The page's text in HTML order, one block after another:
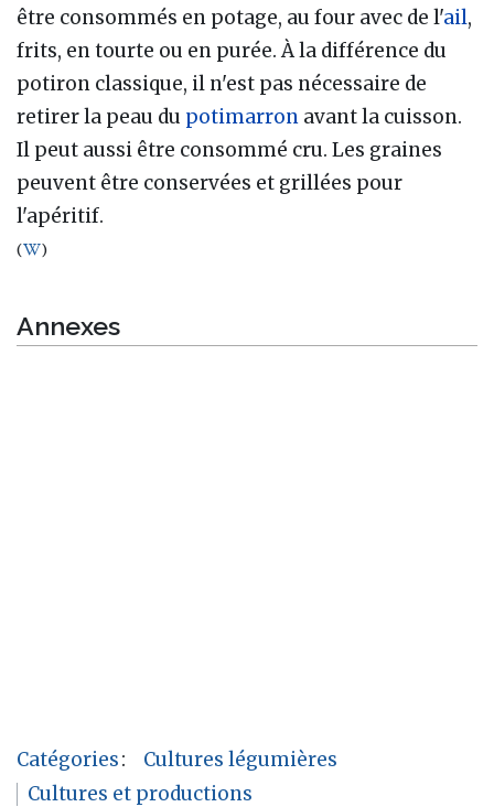
être consommés en potage, au four avec de l'ail,
frits, en tourte ou en purée. À la différence du
potiron classique, il n'est pas nécessaire de
retirer la peau du potimarron avant la cuisson.
Il peut aussi être consommé cru. Les graines
peuvent être conservées et grillées pour
l'apéritif.
( )
Annexes
Catégories:
Cultures légumières
Cultures et productions